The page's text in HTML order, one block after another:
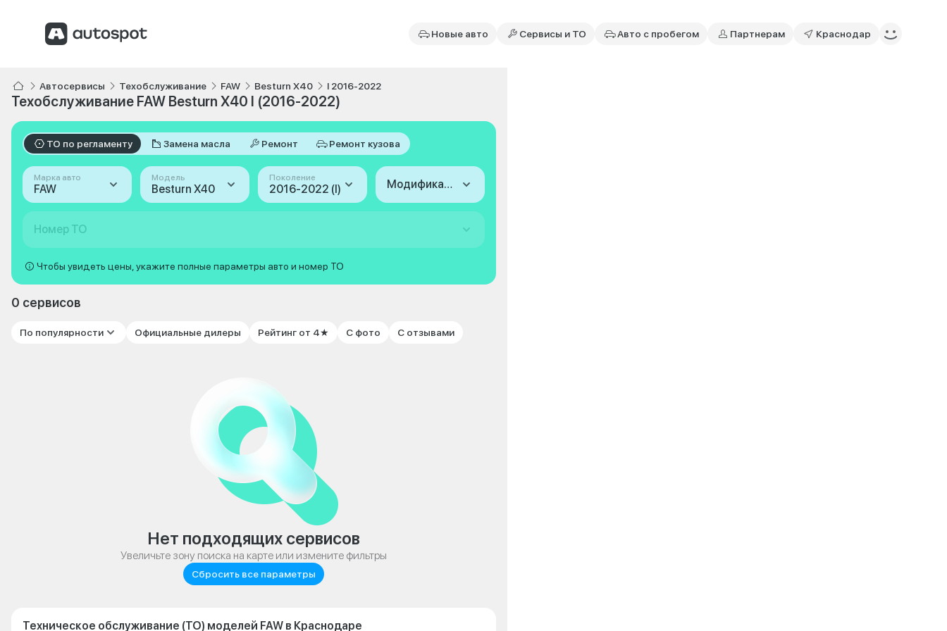
Новые авто Сервисы и ТО Авто с пробегом Партнерам Краснодар
Автосервисы Техобслуживание FAW Besturn X40 I 2016-2022
Техобслуживание FAW Besturn X40 I (2016-2022)
ТО по регламенту Замена масла Ремонт Ремонт кузова
Марка авто
FAW
Модель
Besturn X40
Поколение
2016-2022 (I) Модификация
Номер ТО
Чтобы увидеть цены, укажите полные параметры авто и номер ТО
0 сервисов
По популярности Официальные дилеры Рейтинг от 4★ С фото С отзывами
Нет подходящих сервисов
Увеличьте зону поиска на карте или измените фильтры
Сбросить все параметры
Техническое обслуживание (ТО) моделей FAW в Краснодаре